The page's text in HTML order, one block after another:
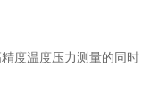
度温度压力测量的同